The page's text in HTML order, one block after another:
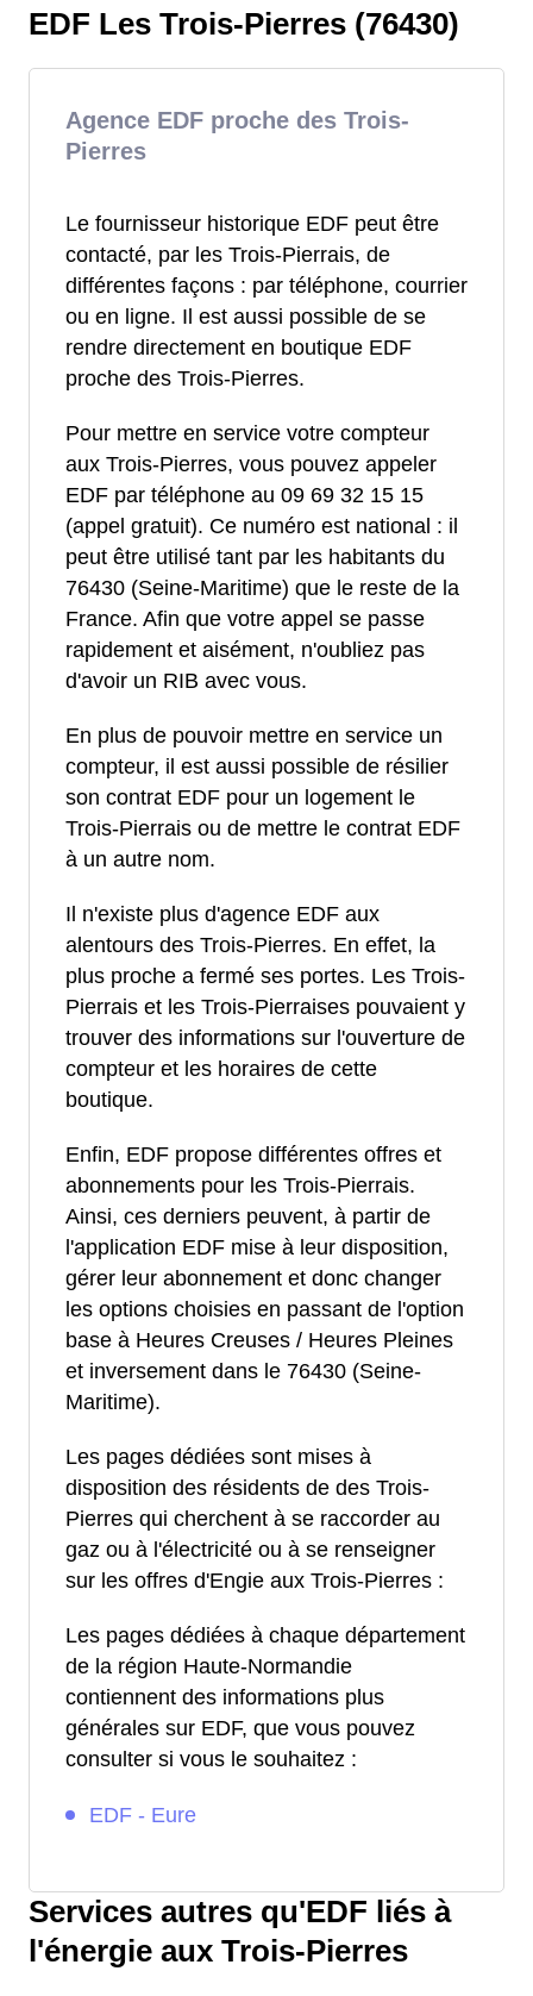
EDF Les Trois-Pierres (76430)
Agence EDF proche des Trois-
Pierres
Le fournisseur historique EDF peut être
contacté, par les Trois-Pierrais, de
différentes façons : par téléphone, courrier
ou en ligne. Il est aussi possible de se
rendre directement en boutique EDF
proche des Trois-Pierres.
Pour mettre en service votre compteur
aux Trois-Pierres, vous pouvez appeler
EDF par téléphone au 09 69 32 15 15
(appel gratuit). Ce numéro est national : il
peut être utilisé tant par les habitants du
76430 (Seine-Maritime) que le reste de la
France. Afin que votre appel se passe
rapidement et aisément, n'oubliez pas
d'avoir un RIB avec vous.
En plus de pouvoir mettre en service un
compteur, il est aussi possible de résilier
son contrat EDF pour un logement le
Trois-Pierrais ou de mettre le contrat EDF
à un autre nom.
Il n'existe plus d'agence EDF aux
alentours des Trois-Pierres. En effet, la
plus proche a fermé ses portes. Les Trois-
Pierrais et les Trois-Pierraises pouvaient y
trouver des informations sur l'ouverture de
compteur et les horaires de cette
boutique.
Enfin, EDF propose différentes offres et
abonnements pour les Trois-Pierrais.
Ainsi, ces derniers peuvent, à partir de
l'application EDF mise à leur disposition,
gérer leur abonnement et donc changer
les options choisies en passant de l'option
base à Heures Creuses / Heures Pleines
et inversement dans le 76430 (Seine-
Maritime).
Les pages dédiées sont mises à
disposition des résidents de des Trois-
Pierres qui cherchent à se raccorder au
gaz ou à l'électricité ou à se renseigner
sur les offres d'Engie aux Trois-Pierres :
Les pages dédiées à chaque département
de la région Haute-Normandie
contiennent des informations plus
générales sur EDF, que vous pouvez
consulter si vous le souhaitez :
EDF - Eure
Services autres qu'EDF liés à
l'énergie aux Trois-Pierres